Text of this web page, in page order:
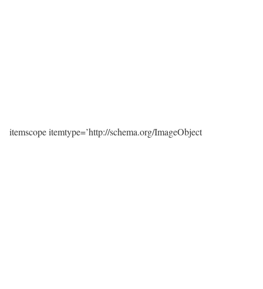
itemscope itemtype=’http://schema.org/ImageObject